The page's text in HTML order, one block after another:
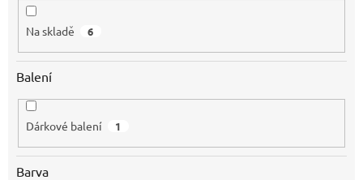
Na skladě 6
Balení
Dárkové balení 1
Barva